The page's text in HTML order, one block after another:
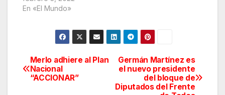
En «El Mundo»
Navegación
de
Germán Martínez es
el nuevo presidente
del bloque de
Diputados del Frente
Merlo adhiere al Plan
Nacional
“ACCIONAR”